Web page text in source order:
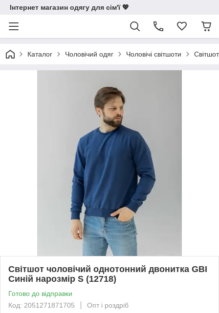
Інтернет магазин одягу для сім'ї 💖
Каталог Чоловічий одяг Чоловічі світшоти
Світшот чоловічий однотонний двонитка GBI
Синій нарозмір S (12718)
Готово до відправки
Код: 2051271871705
Опт і роздріб